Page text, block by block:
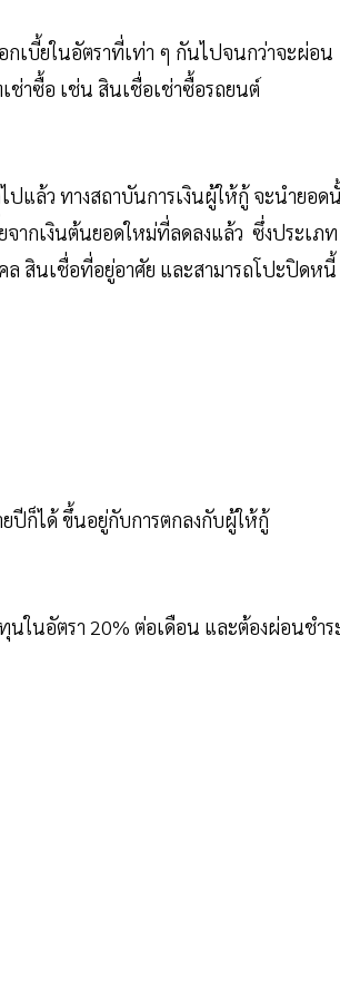
เบี้ยในอัตราที่เท่า ๆ กันไปจนกว่าจะผ่อน
าซื้อ เช่น สินเชื่อเช่าซื้อรถยนต์
ปแล้ว ทางสถาบันการเงินผู้ให้กู้ จะนำยอด
ากเงินต้นยอดใหม่ที่ลดลงแล้ว ซึ่งประเภท
สินเชื่อที่อยู่อาศัย และสามารถโปะปิดหนี้
ปีก็ได้ ขึ้นอยู่กับการตกลงกับผู้ให้กู้
ในอัตรา 20% ต่อเดือน และต้องผ่อนชำร